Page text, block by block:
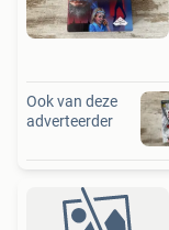
Ook van deze
adverteerder